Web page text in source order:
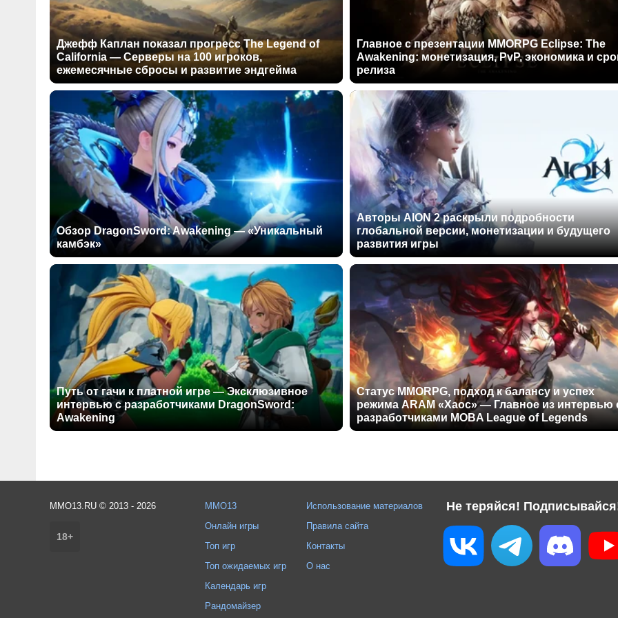
Джефф Каплан показал прогресс The Legend of
California — Серверы на 100 игроков,
ежемесячные сбросы и развитие эндгейма
Главное с презентации MMORPG Eclipse: The
Awakening: монетизация, PvP, экономика и
релиза
Обзор DragonSword: Awakening — «Уникальный
камбэк»
Авторы AION 2 раскрыли подробности
глобальной версии, монетизации и будущего
развития игры
Путь от гачи к платной игре — Эксклюзивное
интервью с разработчиками DragonSword:
Awakening
Статус MMORPG, подход к балансу и успех
режима ARAM «Хаос» — Главное из интервью
разработчиками MOBA League of Legends
Не теряйся!
MMO13.RU © 2013 - 2026
18+
MMO13
Онлайн игры
Топ игр
Топ ожидаемых игр
Календарь игр
Рандомайзер
Использование материалов
Правила сайта
Контакты
О нас